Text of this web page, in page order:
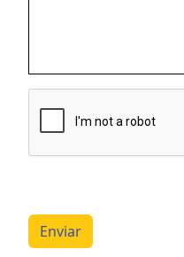
Enviar